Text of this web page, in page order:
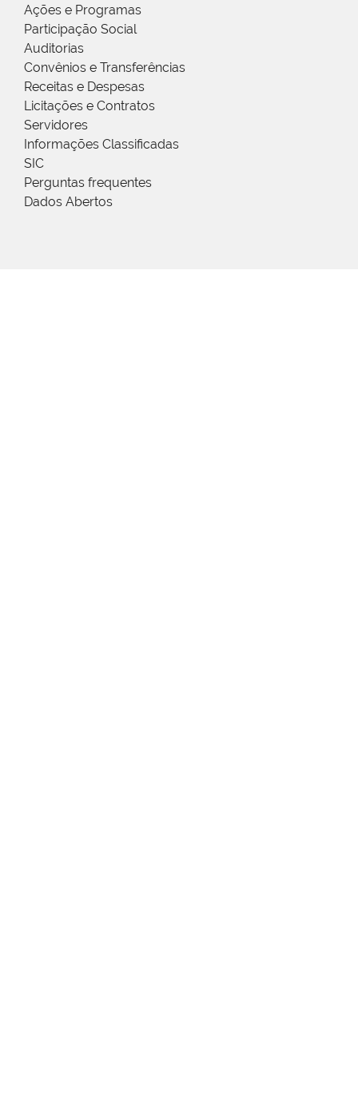
Ações e Programas
Participação Social
Auditorias
Convênios e Transferências
Receitas e Despesas
Licitações e Contratos
Servidores
Informações Classificadas
SIC
Perguntas frequentes
Dados Abertos